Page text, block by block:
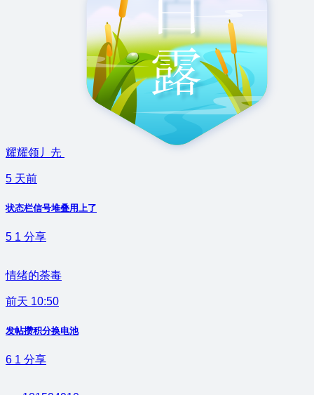
耀耀领丿圥
5 天前
状态栏信号堆叠用上了
5 1 分享
情绪的荼毒
前天 10:50
发帖攒积分换电池
6 1 分享